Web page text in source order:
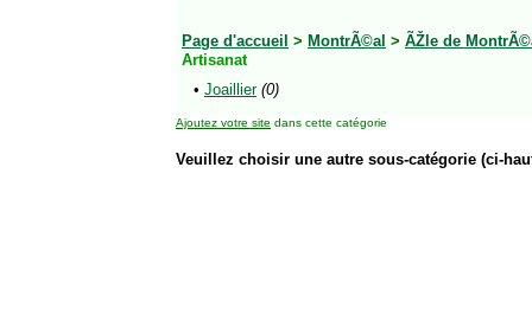
Page d'accueil > MontrÃ©al > ÃŽle de
Artisanat
• Joaillier (0)
Ajoutez votre site dans cette catégorie
Veuillez choisir une autre sous-catégorie (ci-